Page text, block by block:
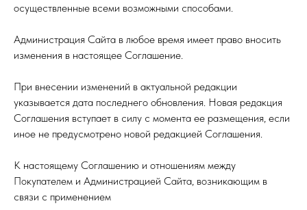
осуществленные всеми возможными способами.
Администрация Сайта в любое время имеет право вносить
изменения в настоящее Соглашение.
При внесении изменений в актуальной редакции
указывается дата последнего обновления. Новая редакция
Соглашения вступает в силу с момента ее размещения, если
иное не предусмотрено новой редакцией Соглашения.
К настоящему Соглашению и отношениям между
Покупателем и Администрацией Сайта, возникающим в
связи с применением
Сайт разработан